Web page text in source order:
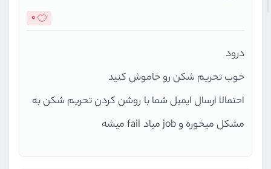
0
درود
خوب تحریم شکن رو خاموش کنید
احتمالا ارسال ایمیل شما با روشن کردن تحریم شکن به
مشکل میخوره و job میاد fail میشه